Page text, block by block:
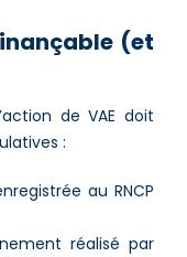
(et
de VAE doit
:
au RNCP
réalisé par